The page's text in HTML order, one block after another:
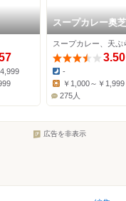
スープカレー奥
おくしばぁちゃん
スープカレー、天ぷ
3.50
Dinner:
-
￥1,000～￥1,999
275人
広告を非表示